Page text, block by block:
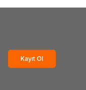
Kayıt Ol